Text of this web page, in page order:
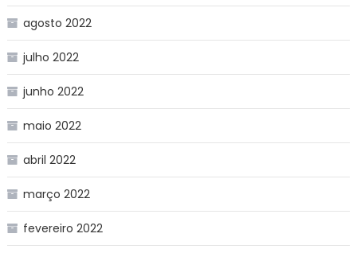
agosto 2022
julho 2022
junho 2022
maio 2022
abril 2022
março 2022
fevereiro 2022